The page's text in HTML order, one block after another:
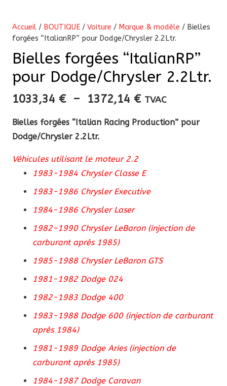
Accueil / BOUTIQUE / Voiture / Marque & modèle / Bielles
forgées “ItalianRP” pour Dodge/Chrysler 2.2Ltr.
Bielles forgées “ItalianRP”
pour Dodge/Chrysler 2.2Ltr.
1033,34 € – 1372,14 €Plage
prix :
1372,14 €
TVAC
Bielles forgées “Italian Racing Production” pour
Dodge/Chrysler 2.2Ltr.
Véhicules utilisant le moteur 2.2
1983-1984 Chrysler Classe E
1983-1986 Chrysler Executive
1984-1986 Chrysler Laser
1982–1990 Chrysler LeBaron (injection de
carburant après 1985)
1985-1988 Chrysler LeBaron GTS
1981-1982 Dodge 024
1982-1983 Dodge 400
1983-1988 Dodge 600 (injection de carburant
après 1984)
1981-1989 Dodge Aries (injection de
carburant après 1985)
1984-1987 Dodge Caravan